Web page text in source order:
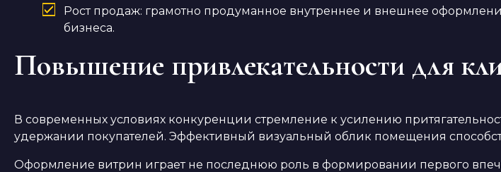
Рост продаж: грамотно продуманное внутреннее и внешнее
бизнеса.
Повышение привлекательности для
В современных условиях конкуренции стремление к усилению
удержании покупателей. Эффективный визуальный облик помещения
Оформление витрин играет не последнюю роль в формировании первого